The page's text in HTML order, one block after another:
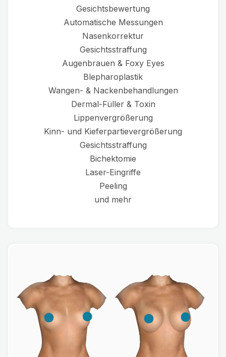
Gesichtsbewertung
Automatische Messungen
Nasenkorrektur
Gesichtsstraffung
Augenbrauen & Foxy Eyes
Blepharoplastik
Wangen- & Nackenbehandlungen
Dermal-Füller & Toxin
Lippenvergrößerung
Kinn- und Kieferpartievergrößerung
Gesichtsstraffung
Bichektomie
Laser-Eingriffe
Peeling
und mehr